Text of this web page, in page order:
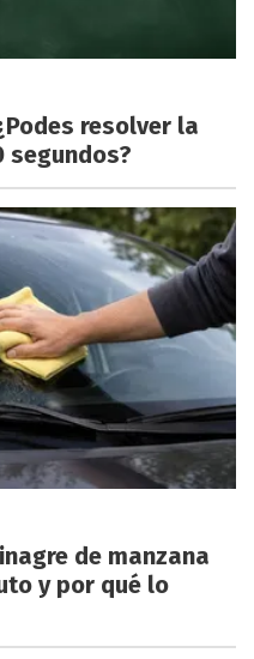
resolver la
segundos?
de manzana
y por qué lo